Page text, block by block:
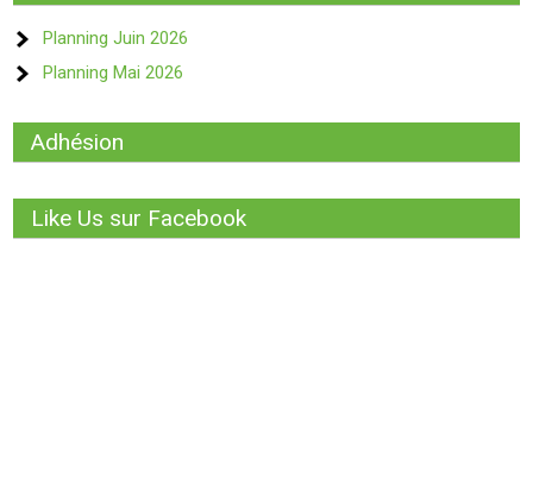
Planning Juin 2026
Planning Mai 2026
Adhésion
Like Us sur Facebook